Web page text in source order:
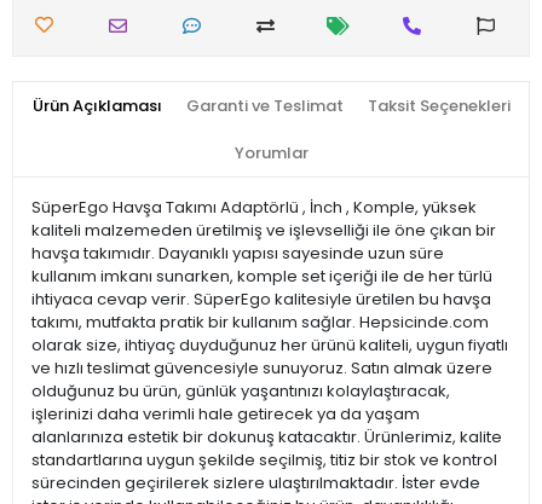
Ürün Açıklaması Garanti ve Teslimat Taksit Seçenekleri
Yorumlar
SüperEgo Havşa Takımı Adaptörlü , İnch , Komple, yüksek
kaliteli malzemeden üretilmiş ve işlevselliği ile öne çıkan bir
havşa takımıdır. Dayanıklı yapısı sayesinde uzun süre
kullanım imkanı sunarken, komple set içeriği ile de her türlü
ihtiyaca cevap verir. SüperEgo kalitesiyle üretilen bu havşa
takımı, mutfakta pratik bir kullanım sağlar. Hepsicinde.com
olarak size, ihtiyaç duyduğunuz her ürünü kaliteli, uygun fiyatlı
ve hızlı teslimat güvencesiyle sunuyoruz. Satın almak üzere
olduğunuz bu ürün, günlük yaşantınızı kolaylaştıracak,
işlerinizi daha verimli hale getirecek ya da yaşam
alanlarınıza estetik bir dokunuş katacaktır. Ürünlerimiz, kalite
standartlarına uygun şekilde seçilmiş, titiz bir stok ve kontrol
sürecinden geçirilerek sizlere ulaştırılmaktadır. İster evde